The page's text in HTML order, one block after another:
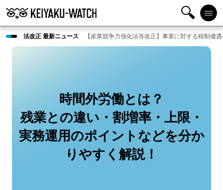
検
索
メニ
ュー
法改正 最新ニュース 【産業競争力強化法等改正】事業に対する税制優
時間外労働とは？
残業との違い・割増率・上限・
実務運用のポイントなどを分か
りやすく解説！